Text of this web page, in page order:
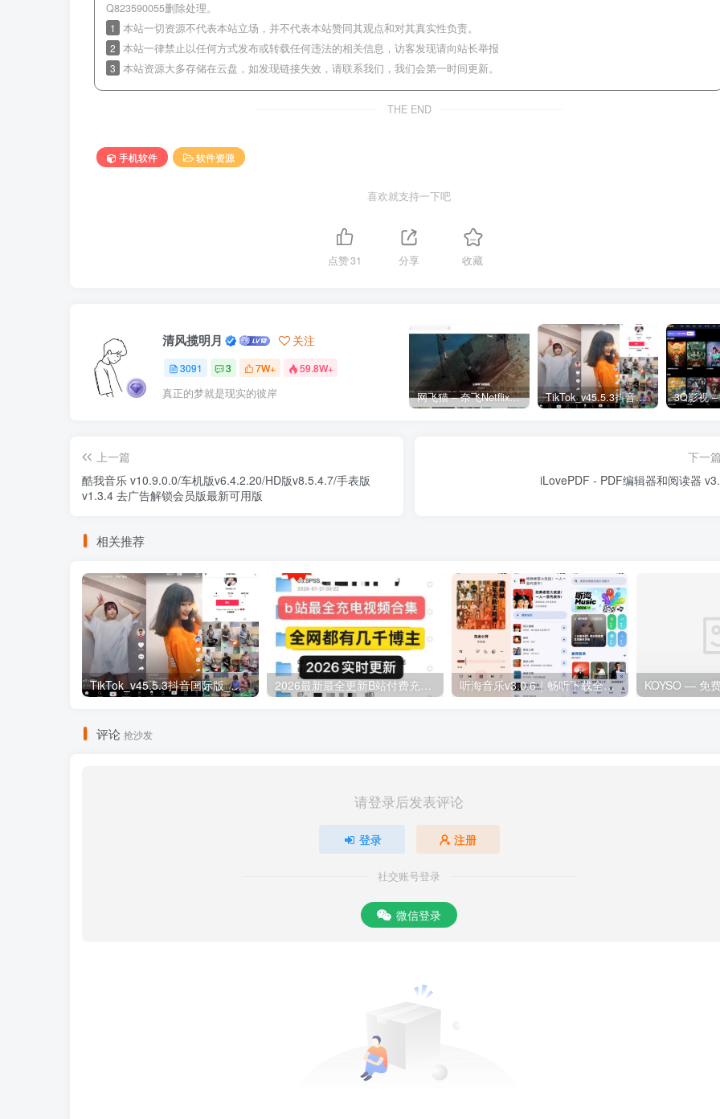
Q823590055删除处理。
1 本站一切资源不代表本站立场，并不代表本站赞同其观点和对其真实性负责。
2 本站一律禁止以任何方式发布或转载任何违法的相关信息，访客发现请向站长举报
3 本站资源大多存储在云盘，如发现链接失效，请联系我们，我们会第一时间更新。
THE END
手机软件 软件资源
喜欢就支持一下吧
点赞31 分享 收藏
清风揽明月 关注
3091 3 7W+ 59.8W+
真正的梦就是现实的彼岸 网飞猫 – 奈飞Netflix免费看 TikTok_v45.5.3抖音国际版_免拔卡解锁全球版
上一篇
酷我音乐 v10.9.0.0/车机版v6.4.2.20/HD版v8.5.4.7/手表版
v1.3.4 去广告解锁会员版最新可用版
下一
iLovePDF - PDF编辑器和阅读器
相关推荐
TikTok_v45.5.3抖音国际版_免拔卡解锁全球版 2026最新最全更新B站付费充电视频合集 听海音乐v3.0.6｜畅听下载全网歌曲 无损音质下载歌曲 KOYSO — 免
评论 抢沙发
请登录后发表评论
登录 注册
社交账号登录
微信登录